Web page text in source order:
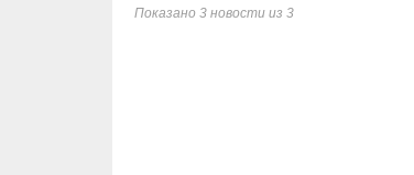
Показано 3 новости из 3